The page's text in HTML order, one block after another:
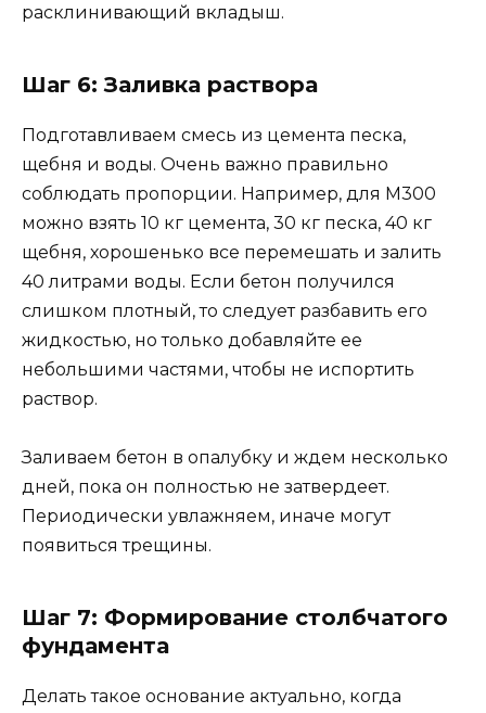
расклинивающий вкладыш.
Шаг 6: Заливка раствора
Подготавливаем смесь из цемента песка,
щебня и воды. Очень важно правильно
соблюдать пропорции. Например, для М300
можно взять 10 кг цемента, 30 кг песка, 40 кг
щебня, хорошенько все перемешать и залить
40 литрами воды. Если бетон получился
слишком плотный, то следует разбавить его
жидкостью, но только добавляйте ее
небольшими частями, чтобы не испортить
раствор.
Заливаем бетон в опалубку и ждем несколько
дней, пока он полностью не затвердеет.
Периодически увлажняем, иначе могут
появиться трещины.
Шаг 7: Формирование столбчатого
фундамента
Делать такое основание актуально, когда